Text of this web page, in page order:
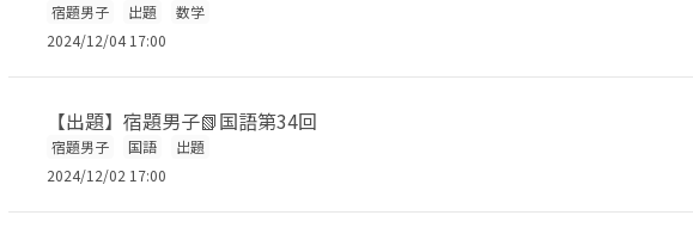
宿題男子 出題
数学
2024/12/04 17:00
【出題】宿題男子📗国語第34回
宿題男子 国語
出題
2024/12/02 17:00